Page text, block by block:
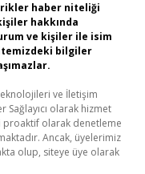
haber niteliği
hakkında
ve kişiler ile isim
bilgiler
ve İletişim
Sağlayıcı olarak hizmet
proaktif olarak denetleme
Ancak, üyelerimiz
olup, siteye üye olarak